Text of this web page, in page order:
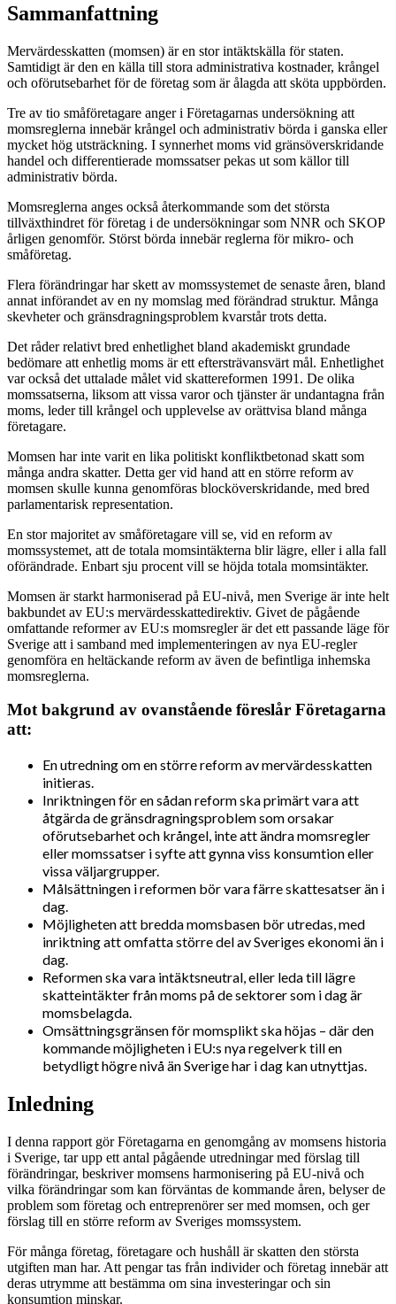
Sammanfattning
Mervärdesskatten (momsen) är en stor intäktskälla för staten.
Samtidigt är den en källa till stora administrativa kostnader, krångel
och oförutsebarhet för de företag som är ålagda att sköta uppbörden.
Tre av tio småföretagare anger i Företagarnas undersökning att
momsreglerna innebär krångel och administrativ börda i ganska eller
mycket hög utsträckning. I synnerhet moms vid gränsöverskridande
handel och differentierade momssatser pekas ut som källor till
administrativ börda.
Momsreglerna anges också återkommande som det största
tillväxthindret för företag i de undersökningar som NNR och SKOP
årligen genomför. Störst börda innebär reglerna för mikro- och
småföretag.
Flera förändringar har skett av momssystemet de senaste åren, bland
annat införandet av en ny momslag med förändrad struktur. Många
skevheter och gränsdragningsproblem kvarstår trots detta.
Det råder relativt bred enhetlighet bland akademiskt grundade
bedömare att enhetlig moms är ett eftersträvansvärt mål. Enhetlighet
var också det uttalade målet vid skattereformen 1991. De olika
momssatserna, liksom att vissa varor och tjänster är undantagna från
moms, leder till krångel och upplevelse av orättvisa bland många
företagare.
Momsen har inte varit en lika politiskt konfliktbetonad skatt som
många andra skatter. Detta ger vid hand att en större reform av
momsen skulle kunna genomföras blocköverskridande, med bred
parlamentarisk representation.
En stor majoritet av småföretagare vill se, vid en reform av
momssystemet, att de totala momsintäkterna blir lägre, eller i alla fall
oförändrade. Enbart sju procent vill se höjda totala momsintäkter.
Momsen är starkt harmoniserad på EU-nivå, men Sverige är inte helt
bakbundet av EU:s mervärdesskattedirektiv. Givet de pågående
omfattande reformer av EU:s momsregler är det ett passande läge för
Sverige att i samband med implementeringen av nya EU-regler
genomföra en heltäckande reform av även de befintliga inhemska
momsreglerna.
Mot bakgrund av ovanstående föreslår Företagarna
att:
En utredning om en större reform av mervärdesskatten
initieras.
Inriktningen för en sådan reform ska primärt vara att
åtgärda de gränsdragningsproblem som orsakar
oförutsebarhet och krångel, inte att ändra momsregler
eller momssatser i syfte att gynna viss konsumtion eller
vissa väljargrupper.
Målsättningen i reformen bör vara färre skattesatser än i
dag.
Möjligheten att bredda momsbasen bör utredas, med
inriktning att omfatta större del av Sveriges ekonomi än i
dag.
Reformen ska vara intäktsneutral, eller leda till lägre
skatteintäkter från moms på de sektorer som i dag är
momsbelagda.
Omsättningsgränsen för momsplikt ska höjas – där den
kommande möjligheten i EU:s nya regelverk till en
betydligt högre nivå än Sverige har i dag kan utnyttjas.
Inledning
I denna rapport gör Företagarna en genomgång av momsens historia
i Sverige, tar upp ett antal pågående utredningar med förslag till
förändringar, beskriver momsens harmonisering på EU-nivå och
vilka förändringar som kan förväntas de kommande åren, belyser de
problem som företag och entreprenörer ser med momsen, och ger
förslag till en större reform av Sveriges momssystem.
För många företag, företagare och hushåll är skatten den största
utgiften man har. Att pengar tas från individer och företag innebär att
deras utrymme att bestämma om sina investeringar och sin
konsumtion minskar.